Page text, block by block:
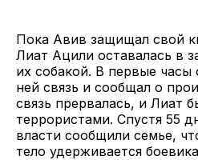
Пока Авив защищал свой
Лиат Ацили оставалась в
их собакой. В первые
ней связь и сообщал о
связь прервалась, и Лиат
террористами. Спустя 55
власти сообщили семье,
тело удерживается